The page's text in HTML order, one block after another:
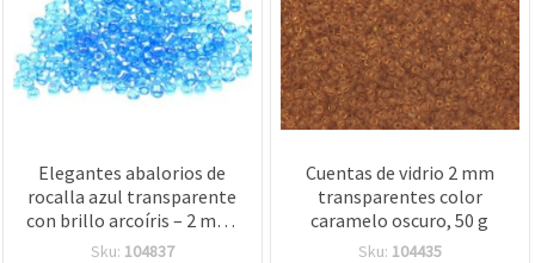
Elegantes abalorios de
rocalla azul transparente
con brillo arcoíris – 2 mm,
50 g, ideales para detalles
Sku: 104837
Cuentas de vidrio 2 mm
transparentes color
caramelo oscuro, 50 g
Sku: 104435